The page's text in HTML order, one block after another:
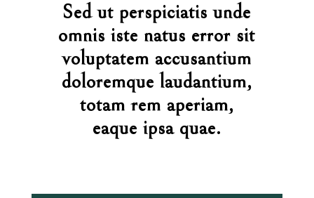
Sed ut perspiciatis unde
omnis iste natus error sit
voluptatem accusantium
doloremque laudantium,
totam rem aperiam,
eaque ipsa quae.